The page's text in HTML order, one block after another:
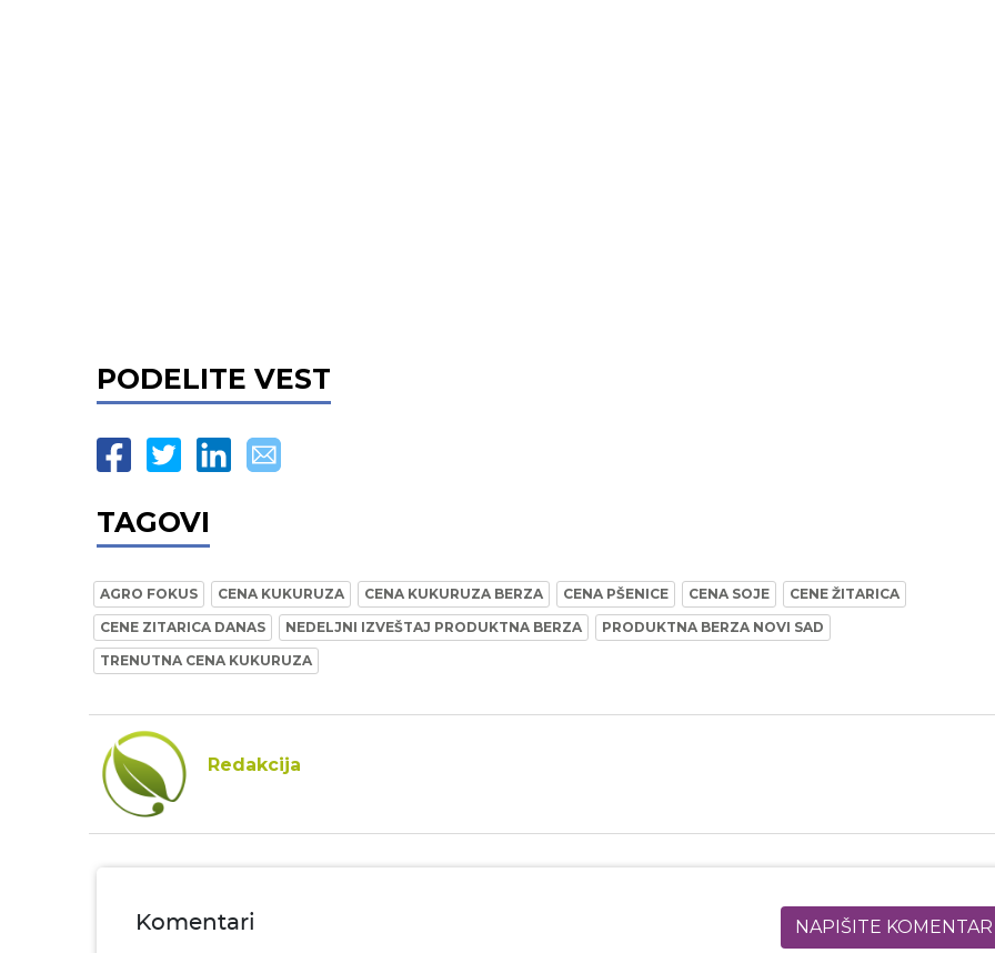
PODELITE VEST
TAGOVI
AGRO FOKUS CENA KUKURUZA CENA KUKURUZA BERZA CENA PŠENICE CENA SOJE
CENE ŽITARICA
CENE ZITARICA DANAS
NEDELJNI IZVEŠTAJ PRODUKTNA BERZA
PRODUKTNA BERZA NOVI SAD
TRENUTNA CENA KUKURUZA
Redakcija
Komentari
NAPIŠITE KOMENTAR